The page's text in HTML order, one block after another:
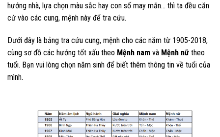
hướng nhà, lựa chọn màu sắc hay con số may mắn… thì ta đều căn
cứ vào các cung, mệnh này để tra cứu.
Dưới đây là bảng tra cứu cung, mệnh cho các năm từ 1905-2018,
cùng sơ đồ các hướng tốt xấu theo Mệnh nam và Mệnh nữ theo
tuổi. Bạn vui lòng chọn năm sinh để biết thêm thông tin về tuổi của
mình.